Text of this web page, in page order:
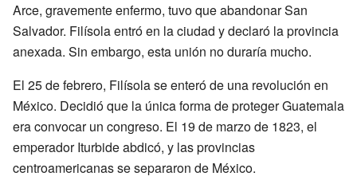
Arce, gravemente enfermo, tuvo que abandonar San
Salvador. Filísola entró en la ciudad y declaró la provincia
anexada. Sin embargo, esta unión no duraría mucho.
El 25 de febrero, Filísola se enteró de una revolución en
México. Decidió que la única forma de proteger Guatemala
era convocar un congreso. El 19 de marzo de 1823, el
emperador Iturbide abdicó, y las provincias
centroamericanas se separaron de México.